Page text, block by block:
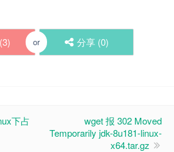
3) or 分享 (0)
下占
wget 报 302 Moved
Temporarily jdk-8u181-linux-
x64.tar.gz